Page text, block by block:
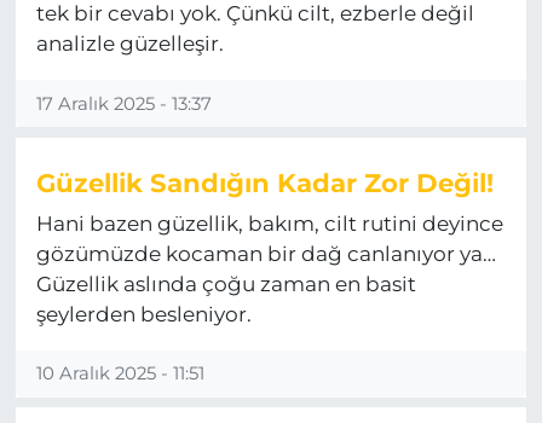
tek bir cevabı yok. Çünkü cilt, ezberle değil
analizle güzelleşir.
17 Aralık 2025 - 13:37
Güzellik Sandığın Kadar Zor Değil!
Hani bazen güzellik, bakım, cilt rutini deyince
gözümüzde kocaman bir dağ canlanıyor ya…
Güzellik aslında çoğu zaman en basit
şeylerden besleniyor.
10 Aralık 2025 - 11:51